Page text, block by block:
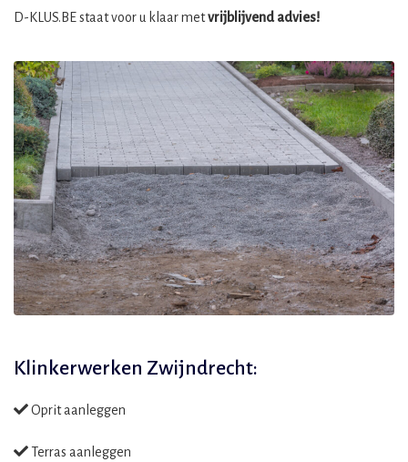
D-KLUS.BE staat voor u klaar metvrijblijvend advies!
Klinkerwerken Zwijndrecht:
Oprit aanleggen
Terras aanleggen